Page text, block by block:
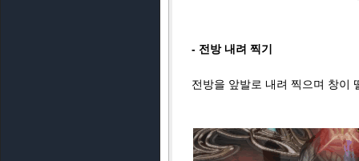
- 전방 내려 찍기
전방을 앞발로 내려 찍으며 창이